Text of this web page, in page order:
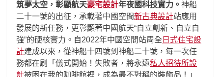
筑夢太空，彰顯航天豪宅設計年夜國科技實力。 神船
二十一號的出征，承載著中國空間新古典設計站應用
發展的新任務，更彰顯著中國航天“自立創新、自立自
強”的硬核實力。自2022年中國空間站周全 日式住宅設
計建成以來，從神船十四號到神船二十號，每一次任
務都在刷「儀式開始！失敗者，將永遠私人招待所設
計被困在我的咖啡館裡，成為最不對稱的裝飾品！」